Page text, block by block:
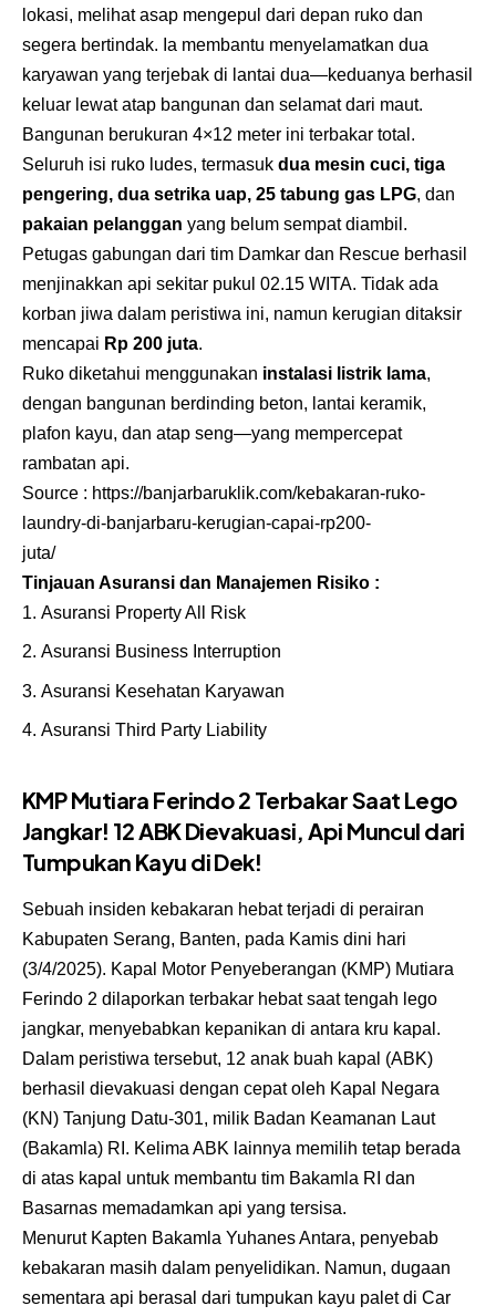
lokasi, melihat asap mengepul dari depan ruko dan
segera bertindak. Ia membantu menyelamatkan dua
karyawan yang terjebak di lantai dua—keduanya berhasil
keluar lewat atap bangunan dan selamat dari maut.
Bangunan berukuran 4×12 meter ini terbakar total.
Seluruh isi ruko ludes, termasuk dua mesin cuci, tiga
pengering, dua setrika uap, 25 tabung gas LPG, dan
pakaian pelanggan yang belum sempat diambil.
Petugas gabungan dari tim Damkar dan Rescue berhasil
menjinakkan api sekitar pukul 02.15 WITA. Tidak ada
korban jiwa dalam peristiwa ini, namun kerugian ditaksir
mencapai Rp 200 juta.
Ruko diketahui menggunakan instalasi listrik lama,
dengan bangunan berdinding beton, lantai keramik,
plafon kayu, dan atap seng—yang mempercepat
rambatan api.
Source : https://banjarbaruklik.com/kebakaran-ruko-
laundry-di-banjarbaru-kerugian-capai-rp200-
juta/
Tinjauan Asuransi dan Manajemen Risiko :
Asuransi Property All Risk
Asuransi Business Interruption
Asuransi Kesehatan Karyawan
Asuransi Third Party Liability
KMP Mutiara Ferindo 2 Terbakar Saat Lego
Jangkar! 12 ABK Dievakuasi, Api Muncul dari
Tumpukan Kayu di Dek!
Sebuah insiden kebakaran hebat terjadi di perairan
Kabupaten Serang, Banten, pada Kamis dini hari
(3/4/2025). Kapal Motor Penyeberangan (KMP) Mutiara
Ferindo 2 dilaporkan terbakar hebat saat tengah lego
jangkar, menyebabkan kepanikan di antara kru kapal.
Dalam peristiwa tersebut, 12 anak buah kapal (ABK)
berhasil dievakuasi dengan cepat oleh Kapal Negara
(KN) Tanjung Datu-301, milik Badan Keamanan Laut
(Bakamla) RI. Kelima ABK lainnya memilih tetap berada
di atas kapal untuk membantu tim Bakamla RI dan
Basarnas memadamkan api yang tersisa.
Menurut Kapten Bakamla Yuhanes Antara, penyebab
kebakaran masih dalam penyelidikan. Namun, dugaan
sementara api berasal dari tumpukan kayu palet di Car